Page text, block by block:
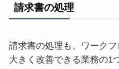
請求書の処理
請求書の処理も、ワーク
大きく改善できる業務の1